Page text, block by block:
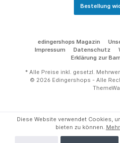
Bestellung
edingershops Magazin
Impressum
Datenschutz
Erklärung zur
* Alle Preise inkl. gesetzl.
© 2026 Edingershops - Alle
Diese Website verwendet Cookies,
bieten zu können.